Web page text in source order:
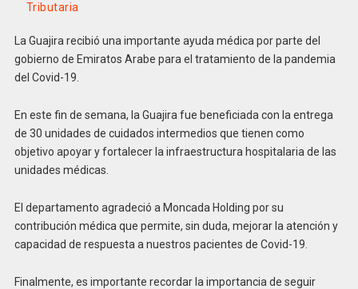
Tributaria
La Guajira recibió una importante ayuda médica por parte del
gobierno de Emiratos Arabe para el tratamiento de la pandemia
del Covid-19.
En este fin de semana, la Guajira fue beneficiada con la entrega
de 30 unidades de cuidados intermedios que tienen como
objetivo apoyar y fortalecer la infraestructura hospitalaria de las
unidades médicas.
El departamento agradeció a Moncada Holding por su
contribución médica que permite, sin duda, mejorar la atención y
capacidad de respuesta a nuestros pacientes de Covid-19.
Finalmente, es importante recordar la importancia de seguir